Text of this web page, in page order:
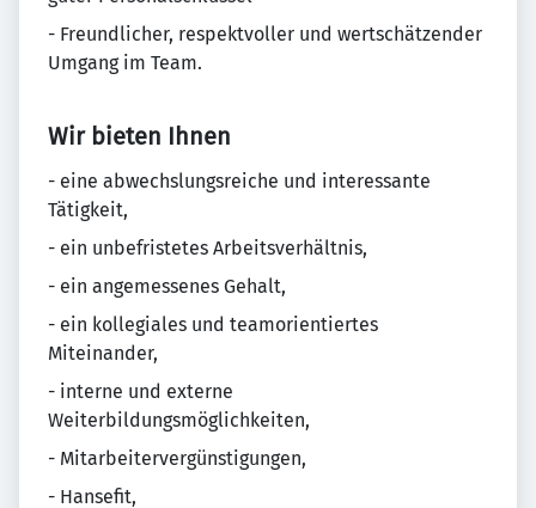
- Freundlicher, respektvoller und wertschätzender
Umgang im Team.
Wir bieten Ihnen
- eine abwechslungsreiche und interessante
Tätigkeit,
- ein unbefristetes Arbeitsverhältnis,
- ein angemessenes Gehalt,
- ein kollegiales und teamorientiertes
Miteinander,
- interne und externe
Weiterbildungsmöglichkeiten,
- Mitarbeitervergünstigungen,
- Hansefit,